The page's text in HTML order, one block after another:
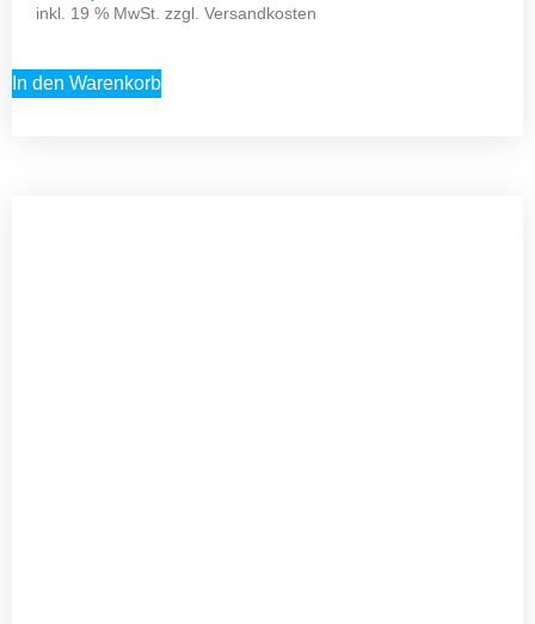
inkl. 19 % MwSt. zzgl. Versandkosten
In den Warenkorb